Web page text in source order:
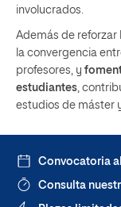
involucrados.
Además de reforzar
la convergencia
profesores, y
estudiantes,
estudios de máster
Convocatoria
Consulta